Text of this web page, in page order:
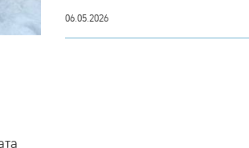
06.05.2026